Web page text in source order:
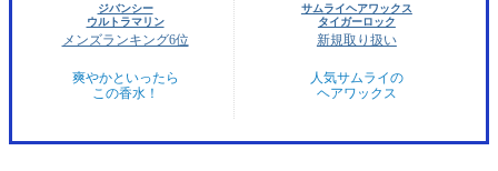
ジバンシー
ウルトラマリン
メンズランキング6位
爽やかといったら
この香水！
サムライヘアワックス
タイガーロック
新規取り扱い
人気サムライの
ヘアワックス